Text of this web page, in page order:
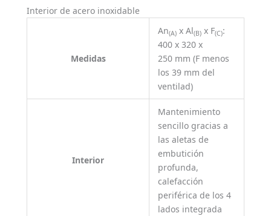
Interior de acero inoxidable
Medidas
An(A) x Al(B) x F(C):
400 x 320 x
250 mm (F menos
los 39 mm del
ventilad)
Interior
Mantenimiento
sencillo gracias a
las aletas de
embutición
profunda,
calefacción
periférica de los 4
lados integrada